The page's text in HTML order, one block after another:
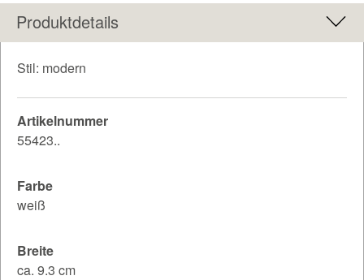
Produktdetails
Stil: modern
Artikelnummer
55423..
Farbe
weiß
Breite
ca. 9.3 cm